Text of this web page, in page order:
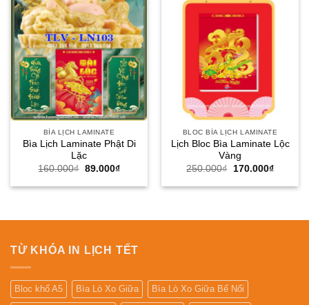
BÌA LỊCH LAMINATE
Bìa Lịch Laminate Phật Di
Lặc
160.000₫ Giá
là:
89.000₫Giá
tại
BLOC BÌA LỊCH LAMINATE
Lịch Bloc Bìa Laminate Lộc
Vàng
250.000₫
Giá
là:
170.000₫Giá
tại
TỪ KHÓA IN LỊCH TẾT
Bloc khổ A5 Bìa Lò Xo Giữa Bìa Lò Xo Giữa Bế Nổi